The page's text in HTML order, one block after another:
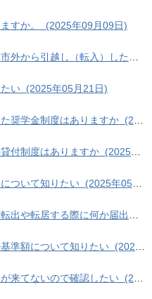
すか。 (2025年09月09日)
したときの手続きを知りたい (2025年05月21日)
い (2025年05月21日)
制度はありますか (2025年05月21日)
はありますか (2025年05月19日)
いて知りたい (2025年05月19日)
に何か届出が必要ですか (2025年05月19日)
ついて知りたい (2025年05月19日)
いので確認したい (2025年05月19日)